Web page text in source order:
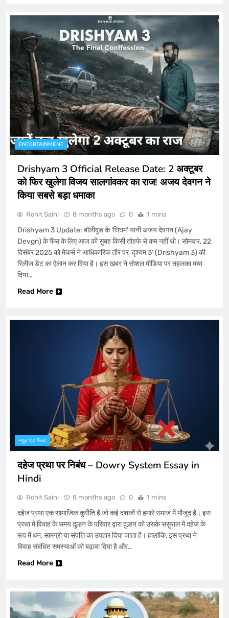
तबीयत, भारती ने दिया दूसरे बेटे को जन्म!
ENTERTAINMENT
ENTERTAINMENT
Drishyam 3 Official Release Date: 2 अक्टूबर
को फिर खुलेगा विजय सालगांवकर का राज! अजय देवगन ने
किया सबसे बड़ा धमाका
Rohit Saini 8 months ago 0 1 mins
Drishyam 3 Update: बॉलीवुड के ‘सिंघम’ यानी अजय देवगन (Ajay
Devgn) के फैंस के लिए आज की सुबह किसी तोहफे से कम नहीं थी। सोमवार, 22
दिसंबर 2025 को मेकर्स ने आधिकारिक तौर पर ‘दृश्यम 3’ (Drishyam 3) की
रिलीज डेट का ऐलान कर दिया है। इस खबर ने सोशल मीडिया पर तहलका मचा
दिया…
Read More
न्यूज़ एंड फैक्ट
दहेज प्रथा पर निबंध – Dowry System Essay in
Hindi
Rohit Saini 8 months ago 0 1 mins
दहेज प्रथा एक सामाजिक कुरीति है जो कई दशकों से हमारे समाज में मौजूद है। इस
प्रथा में विवाह के समय दुल्हन के परिवार द्वारा दुल्हन को उसके ससुराल में दहेज के
रूप में धन, सामग्री या संपत्ति का उपहार दिया जाता है। हालांकि, इस प्रथा ने
विवाह संबंधित समस्याओं को बढ़ावा दिया है और…
Read More